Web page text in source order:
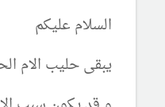
السلام عليكم
يبقى حليب الام